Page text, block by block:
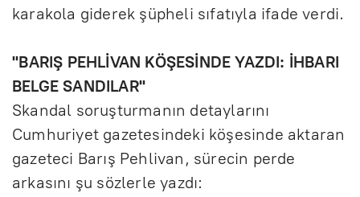
karakola giderek şüpheli sıfatıyla ifade verdi.
''BARIŞ PEHLİVAN KÖŞESİNDE YAZDI: İHBARI
BELGE SANDILAR''
Skandal soruşturmanın detaylarını
Cumhuriyet gazetesindeki köşesinde aktaran
gazeteci Barış Pehlivan, sürecin perde
arkasını şu sözlerle yazdı: